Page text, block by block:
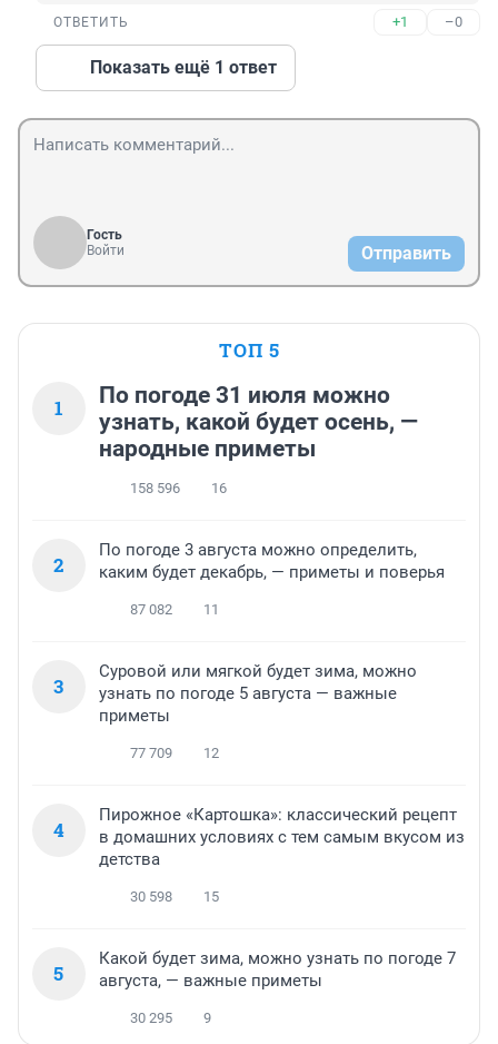
ОТВЕТИТЬ +1 –0
Показать ещё 1 ответ
Гость
Войти
Отправить
ТОП 5
1
По погоде 31 июля можно
узнать, какой будет осень, —
народные приметы
158 596 16
2
По погоде 3 августа можно определить,
каким будет декабрь, — приметы и поверья
87 082 11
3
Суровой или мягкой будет зима, можно
узнать по погоде 5 августа — важные
приметы
77 709 12
4
Пирожное «Картошка»: классический рецепт
в домашних условиях с тем самым вкусом из
детства
30 598 15
5
Какой будет зима, можно узнать по погоде 7
августа, — важные приметы
30 295 9